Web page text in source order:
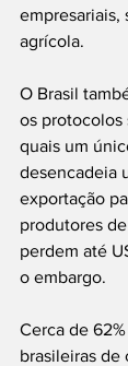
empresariais,
agrícola.
O Brasil
os protocolos
quais um
desencadeia
exportação
produtores
perdem até
o embargo.
Cerca de
brasileiras de